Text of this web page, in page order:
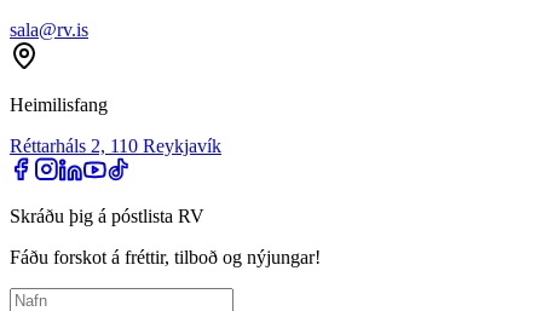
sala@rv.is
Heimilisfang
Réttarháls 2, 110 Reykjavík
Skráðu þig á póstlista RV
Fáðu forskot á fréttir, tilboð og nýjungar!